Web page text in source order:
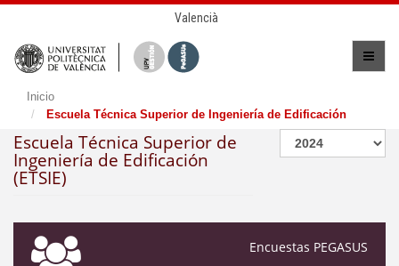
Valencià
Inicio
Escuela Técnica Superior de Ingeniería de Edificación
Escuela Técnica Superior de
Ingeniería de Edificación
(ETSIE)
Encuestas PEGASUS